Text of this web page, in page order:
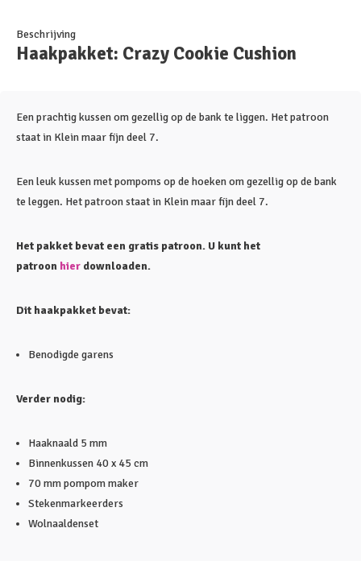
Beschrijving
Haakpakket: Crazy Cookie Cushion
Een prachtig kussen om gezellig op de bank te liggen. Het patroon
staat in Klein maar fijn deel 7.
Een leuk kussen met pompoms op de hoeken om gezellig op de bank
te leggen. Het patroon staat in Klein maar fijn deel 7.
Het pakket bevat een gratis patroon. U kunt het
patroon hier downloaden.
Dit haakpakket bevat:
Benodigde garens
Verder nodig:
Haaknaald 5 mm
Binnenkussen 40 x 45 cm
70 mm pompom maker
Stekenmarkeerders
Wolnaaldenset